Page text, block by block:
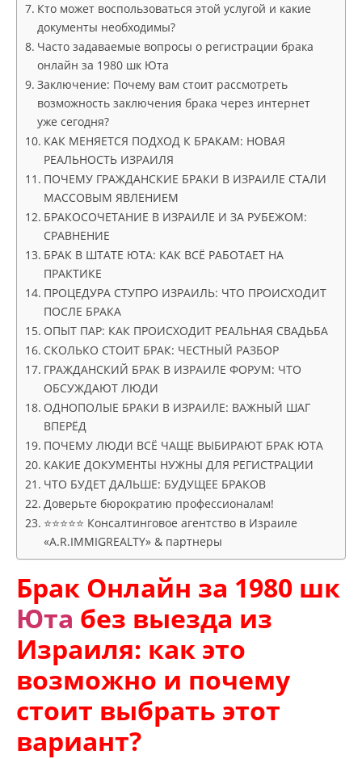
Кто может воспользоваться этой услугой и какие
документы необходимы?
Часто задаваемые вопросы о регистрации брака
онлайн за 1980 шк Юта
Заключение: Почему вам стоит рассмотреть
возможность заключения брака через интернет
уже сегодня?
КАК МЕНЯЕТСЯ ПОДХОД К БРАКАМ: НОВАЯ
РЕАЛЬНОСТЬ ИЗРАИЛЯ
ПОЧЕМУ ГРАЖДАНСКИЕ БРАКИ В ИЗРАИЛЕ СТАЛИ
МАССОВЫМ ЯВЛЕНИЕМ
БРАКОСОЧЕТАНИЕ В ИЗРАИЛЕ И ЗА РУБЕЖОМ:
СРАВНЕНИЕ
БРАК В ШТАТЕ ЮТА: КАК ВСЁ РАБОТАЕТ НА
ПРАКТИКЕ
ПРОЦЕДУРА СТУПРО ИЗРАИЛЬ: ЧТО ПРОИСХОДИТ
ПОСЛЕ БРАКА
ОПЫТ ПАР: КАК ПРОИСХОДИТ РЕАЛЬНАЯ СВАДЬБА
СКОЛЬКО СТОИТ БРАК: ЧЕСТНЫЙ РАЗБОР
ГРАЖДАНСКИЙ БРАК В ИЗРАИЛЕ ФОРУМ: ЧТО
ОБСУЖДАЮТ ЛЮДИ
ОДНОПОЛЫЕ БРАКИ В ИЗРАИЛЕ: ВАЖНЫЙ ШАГ
ВПЕРЁД
ПОЧЕМУ ЛЮДИ ВСЁ ЧАЩЕ ВЫБИРАЮТ БРАК ЮТА
КАКИЕ ДОКУМЕНТЫ НУЖНЫ ДЛЯ РЕГИСТРАЦИИ
ЧТО БУДЕТ ДАЛЬШЕ: БУДУЩЕЕ БРАКОВ
Доверьте бюрократию профессионалам!
⭐⭐⭐⭐⭐ Консалтинговое агентство в Израиле
«A.R.IMMIGREALTY» & партнеры
Брак Онлайн за 1980 шк
Юта без выезда из
Израиля: как это
возможно и почему
стоит выбрать этот
вариант?